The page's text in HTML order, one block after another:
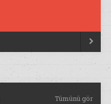

Tümünü gör